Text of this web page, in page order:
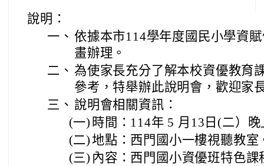
說明：
一、 依據本市114學年度國民小學資
畫辦理。
二、 為使家長充分了解本校資優教育
參考，特舉辦此說明會，歡迎家
三、 說明會相關資訊：
(一) 時間：114年 5 月13日(二）
(二)地點：西門國小一樓視聽教室
(三) 內容：西門國小資優班特色課